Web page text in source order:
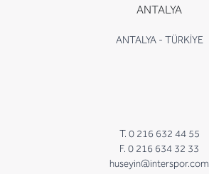
ANTALYA
ANTALYA - TÜRKİYE
T. 0 216 632 44 55
F. 0 216 634 32 33
huseyin@interspor.com